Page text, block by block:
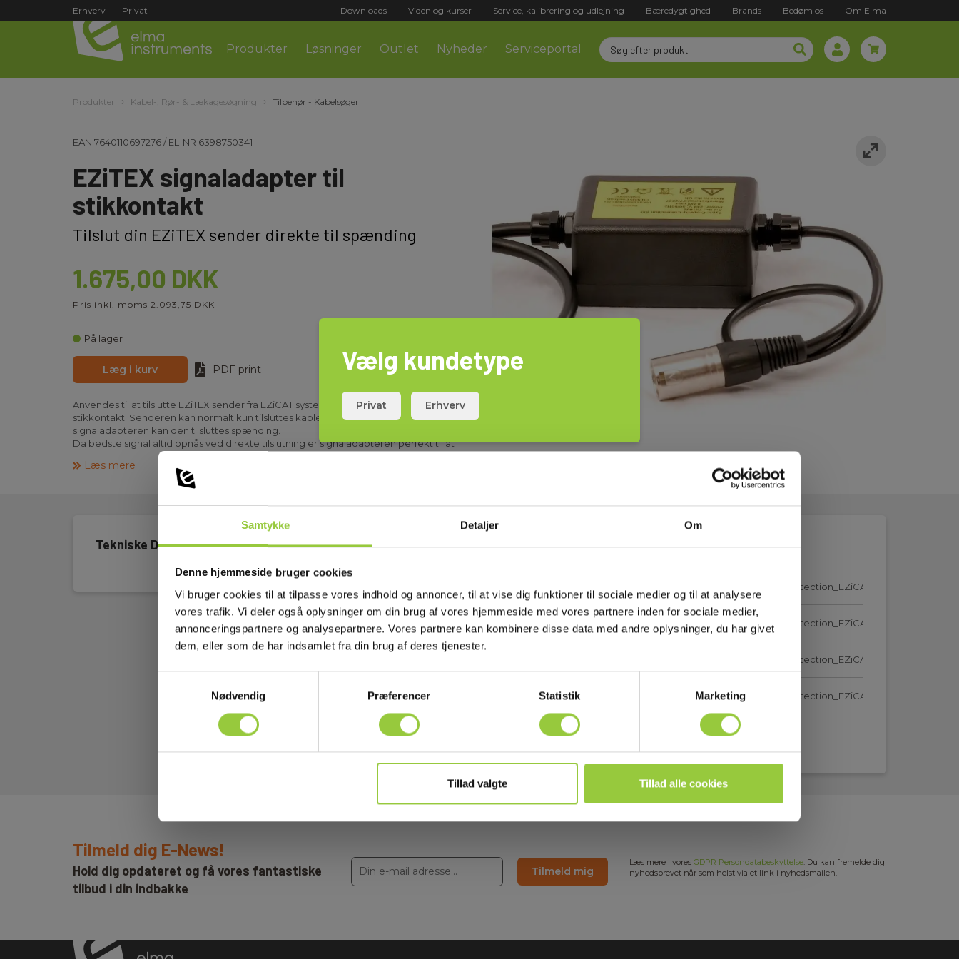
Samtykke Detaljer Om
Denne hjemmeside bruger cookies
Vi bruger cookies til at tilpasse vores indhold og annoncer, til at vise dig funktioner til sociale medier og til at analysere
vores trafik. Vi deler også oplysninger om din brug af vores hjemmeside med vores partnere inden for sociale medier,
annonceringspartnere og analysepartnere. Vores partnere kan kombinere disse data med andre oplysninger, du har givet
dem, eller som de har indsamlet fra din brug af deres tjenester.
Nødvendig
Præferencer Statistik Marketing
Tillad valgte Tillad alle cookies
Erhverv Privat Downloads Viden og kurser Service, kalibrering og udlejning Bæredygtighed Brands Bedøm os Om Elma
Produkter Løsninger Outlet Nyheder Serviceportal
Produkter Kabel-, Rør- & Lækagesøgning Tilbehør - Kabelsøger
EAN 7640110697276/EL-NR 6398750341
EZiTEX signaladapter til
stikkontakt
Tilslut din EZiTEX sender direkte til spænding
1.675,00 DKK
Pris inkl. moms 2.093,75 DKK
På lager
Læg i kurv PDF print
Anvendes til at tilslutte EZiTEX sender fra EZiCAT system direkte til spænding på en
stikkontakt. Senderen kan normalt kun tilsluttes kabler uden spænding, men med
signaladapteren kan den tilsluttes spænding.
Da bedste signal altid opnås ved direkte tilslutning er signaladapteren perfekt til at
søge spændingssatte kabler, f.eks. stikledningen til en ejendom, uden at slukke for
forsyningen.
Læs mere
Tekniske Data Download
5706445900060_Elma_Manual_Cable_Detection_EZiCATi500__DK.pdf
Manualer 5706445900060_Elma_Manual_Cable_Detection_EZiCATi500__EN.pdf
5706445900060_Elma_Manual_Cable_Detection_EZiCATi500__EN.pdf
Manualer 5706445900060_Elma_Manual_Cable_Detection_EZiCATi500__NO.pdf
Manualer
5706445900060_Elma_Manual_Cable_Detection_EZiCATi500__SE.pdf
Tilmeld dig E-News!
Hold dig opdateret og få vores fantastiske
tilbud i din indbakke
Tilmeld mig
Læs mere i vores GDPR Persondatabeskyttelse. Du kan fremelde dig
nyhedsbrevet når som helst via et link i nyhedsmailen.
Vælg kundetype
Privat Erhverv